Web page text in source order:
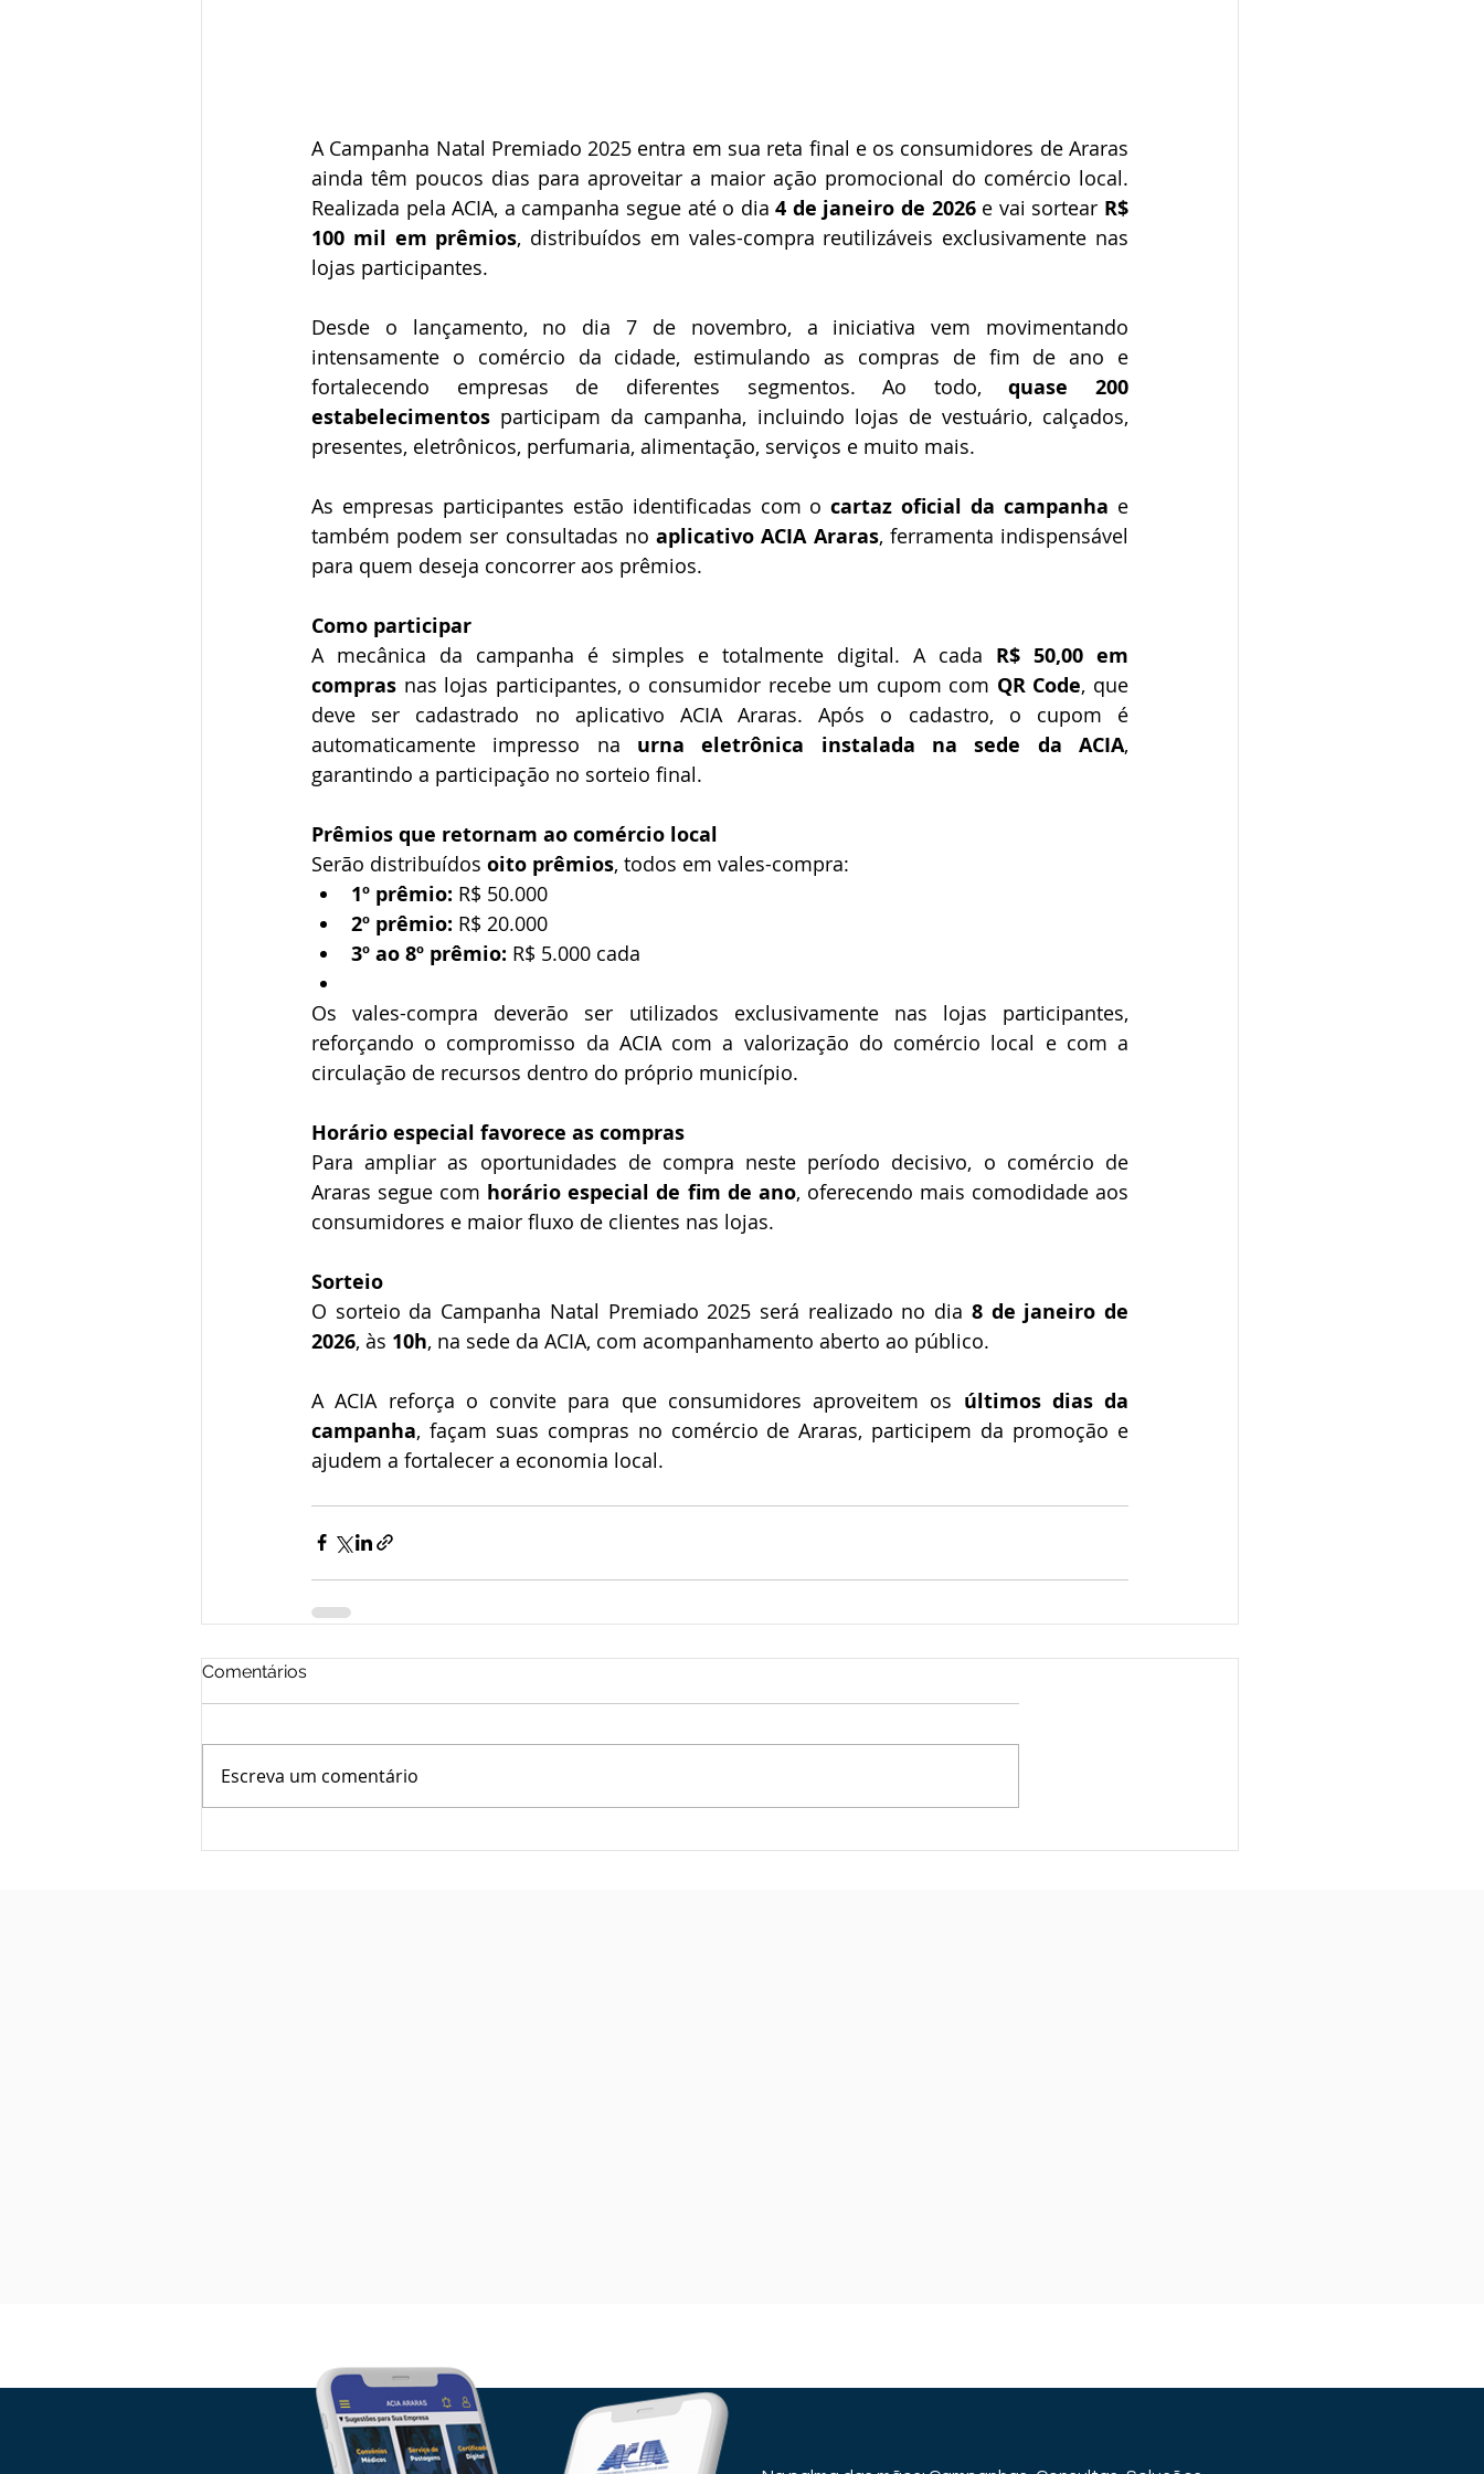
A Campanha Natal Premiado 2025 entra em sua reta final e os consumidores de Araras
ainda têm poucos dias para aproveitar a maior ação promocional do comércio local.
Realizada pela ACIA, a campanha segue até o dia 4 de janeiro de 2026 e vai sortear R$
100 mil em prêmios, distribuídos em vales-compra reutilizáveis exclusivamente nas
lojas participantes.
Desde o lançamento, no dia 7 de novembro, a iniciativa vem movimentando
intensamente o comércio da cidade, estimulando as compras de fim de ano e
fortalecendo empresas de diferentes segmentos. Ao todo, quase 200
estabelecimentos participam da campanha, incluindo lojas de vestuário, calçados,
presentes, eletrônicos, perfumaria, alimentação, serviços e muito mais.
As empresas participantes estão identificadas com o cartaz oficial da campanha e
também podem ser consultadas no aplicativo ACIA Araras, ferramenta indispensável
para quem deseja concorrer aos prêmios.
Como participar
A mecânica da campanha é simples e totalmente digital. A cada R$ 50,00 em
compras nas lojas participantes, o consumidor recebe um cupom com QR Code, que
deve ser cadastrado no aplicativo ACIA Araras. Após o cadastro, o cupom é
automaticamente impresso na urna eletrônica instalada na sede da ACIA,
garantindo a participação no sorteio final.
Prêmios que retornam ao comércio local
Serão distribuídos oito prêmios, todos em vales-compra:
1º prêmio: R$ 50.000
2º prêmio: R$ 20.000
3º ao 8º prêmio: R$ 5.000 cada
Os vales-compra deverão ser utilizados exclusivamente nas lojas participantes,
reforçando o compromisso da ACIA com a valorização do comércio local e com a
circulação de recursos dentro do próprio município.
Horário especial favorece as compras
Para ampliar as oportunidades de compra neste período decisivo, o comércio de
Araras segue com horário especial de fim de ano, oferecendo mais comodidade aos
consumidores e maior fluxo de clientes nas lojas.
Sorteio
O sorteio da Campanha Natal Premiado 2025 será realizado no dia 8 de janeiro de
2026, às 10h, na sede da ACIA, com acompanhamento aberto ao público.
A ACIA reforça o convite para que consumidores aproveitem os últimos dias da
campanha, façam suas compras no comércio de Araras, participem da promoção e
ajudem a fortalecer a economia local.
Comentários
Escreva um comentário